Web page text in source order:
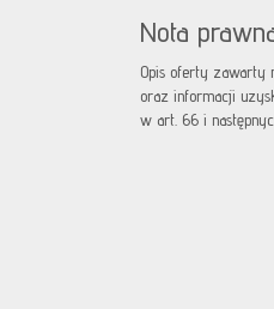
Nota
Opis oferty zawarty
oraz informacji
w art. 66 i